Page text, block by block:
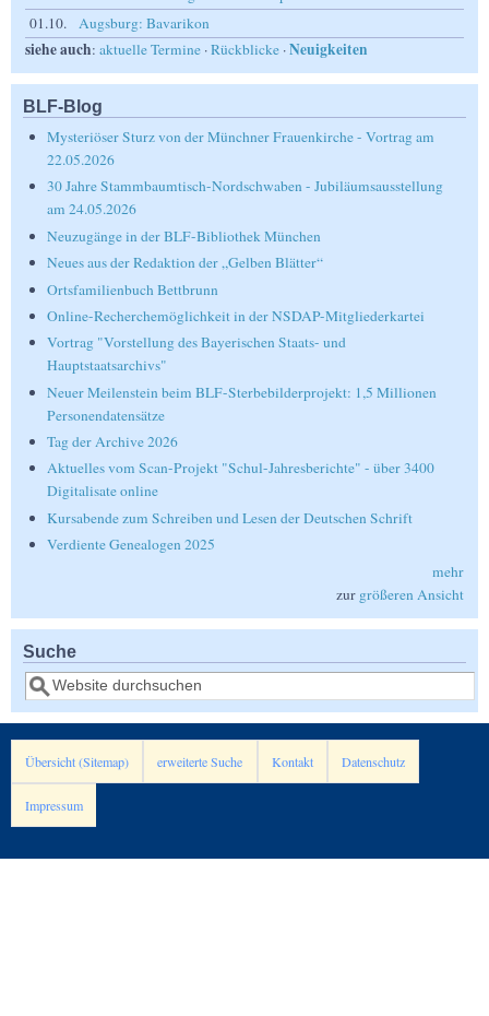
01.10.
Augsburg: Bavarikon
siehe auch: aktuelle Termine ·Rückblicke ·Neuigkeiten
BLF-Blog
Mysteriöser Sturz von der Münchner Frauenkirche - Vortrag am
22.05.2026
30 Jahre Stammbaumtisch-Nordschwaben - Jubiläumsausstellung
am 24.05.2026
Neuzugänge in der BLF-Bibliothek München
Neues aus der Redaktion der „Gelben Blätter“
Ortsfamilienbuch Bettbrunn
Online-Recherchemöglichkeit in der NSDAP-Mitgliederkartei
Vortrag "Vorstellung des Bayerischen Staats- und
Hauptstaatsarchivs"
Neuer Meilenstein beim BLF-Sterbebilderprojekt: 1,5 Millionen
Personendatensätze
Tag der Archive 2026
Aktuelles vom Scan-Projekt "Schul-Jahresberichte" - über 3400
Digitalisate online
Kursabende zum Schreiben und Lesen der Deutschen Schrift
Verdiente Genealogen 2025
mehr
zur größeren Ansicht
Suche
Suche
Übersicht (Sitemap) erweiterte Suche Kontakt Datenschutz
Impressum